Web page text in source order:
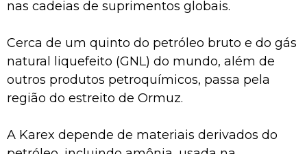
nas cadeias de suprimentos globais.
Cerca de um quinto do petróleo bruto e do gás
natural liquefeito (GNL) do mundo, além de
outros produtos petroquímicos, passa pela
região do estreito de Ormuz.
A Karex depende de materiais derivados do